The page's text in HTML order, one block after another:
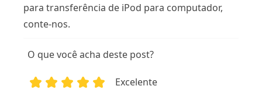
para transferência de iPod para computador,
conte-nos.
O que você acha deste post?
Excelente